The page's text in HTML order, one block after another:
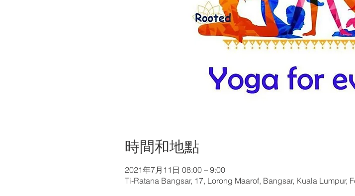
時間和地點
2021年7月11日 08:00 – 9:00
Ti-Ratana Bangsar, 17, Lorong Maarof, Bangsar, Kuala Lumpur,